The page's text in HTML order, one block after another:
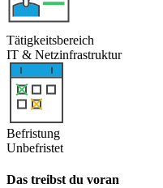
Tätigkeitsbereich
IT & Netzinfrastruktur
Befristung
Unbefristet
Das treibst du voran